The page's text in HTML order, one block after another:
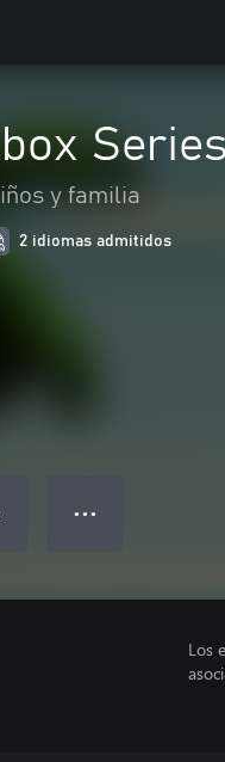
y familia
2 idiomas admitidos
● ● ●
Los